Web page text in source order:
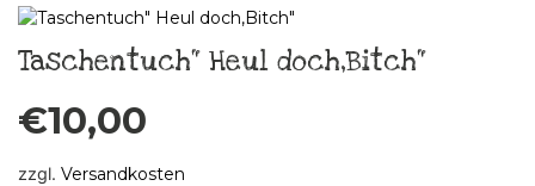
Taschentuch“ Heul doch,Bitch“
€10,00
zzgl. Versandkosten